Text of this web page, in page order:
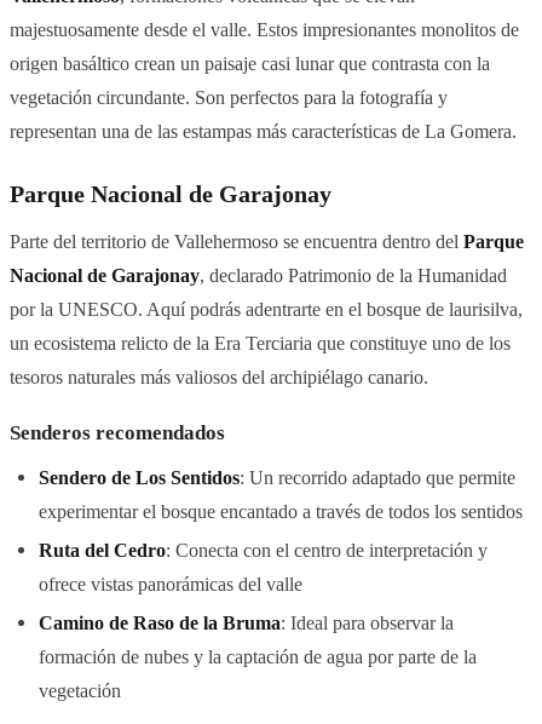
majestuosamente desde el valle. Estos impresionantes monolitos de
origen basáltico crean un paisaje casi lunar que contrasta con la
vegetación circundante. Son perfectos para la fotografía y
representan una de las estampas más características de La Gomera.
Parque Nacional de Garajonay
Parte del territorio de Vallehermoso se encuentra dentro del Parque
Nacional de Garajonay, declarado Patrimonio de la Humanidad
por la UNESCO. Aquí podrás adentrarte en el bosque de laurisilva,
un ecosistema relicto de la Era Terciaria que constituye uno de los
tesoros naturales más valiosos del archipiélago canario.
Senderos recomendados
Sendero de Los Sentidos: Un recorrido adaptado que permite
experimentar el bosque encantado a través de todos los sentidos
Ruta del Cedro: Conecta con el centro de interpretación y
ofrece vistas panorámicas del valle
Camino de Raso de la Bruma: Ideal para observar la
formación de nubes y la captación de agua por parte de la
vegetación